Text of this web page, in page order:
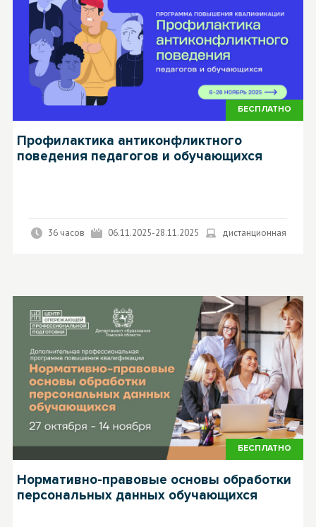
БЕСПЛАТНО
Профилактика антиконфликтного
поведения педагогов и обучающихся
36 часов 06.11.2025-28.11.2025 дистанционная
БЕСПЛАТНО
Нормативно-правовые основы обработки
персональных данных обучающихся